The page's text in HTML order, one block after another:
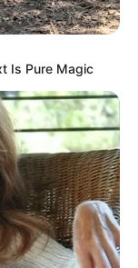
Is Pure Magic